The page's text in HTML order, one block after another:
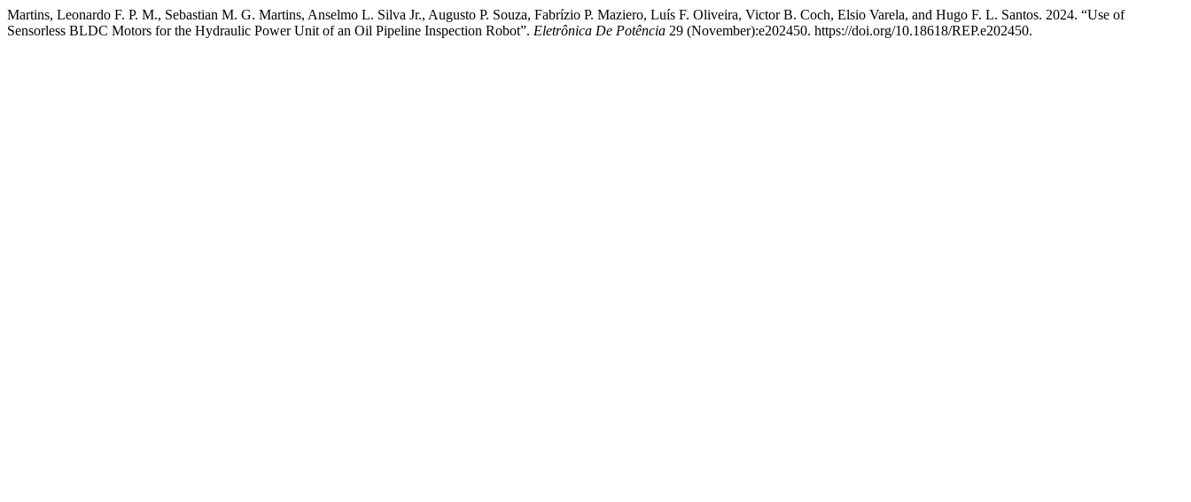
Martins, Leonardo F. P. M., Sebastian M. G. Martins, Anselmo L. Silva Jr., Augusto P. Souza, Fabrízio P. Maziero, Luís F. Oliveira, Victor B. Coch, Elsio Varela, and Hugo F. L. Santos. 2024. “Use of
Sensorless BLDC Motors for the Hydraulic Power Unit of an Oil Pipeline Inspection Robot”. Eletrônica De Potência 29 (November):e202450. https://doi.org/10.18618/REP.e202450.